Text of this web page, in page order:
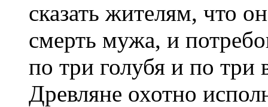
сказать жителям, что
смерть мужа, и
по три голубя и по три
Древляне охотно